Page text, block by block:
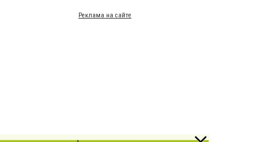
Реклама на сайте